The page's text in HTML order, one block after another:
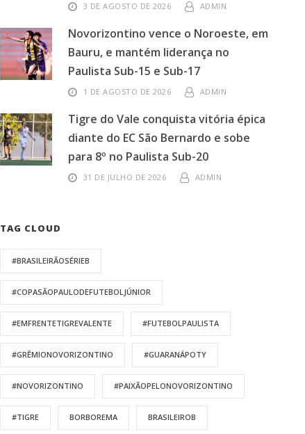
3 DE AGOSTO DE 2026 ADMIN
Novorizontino vence o Noroeste, em
Bauru, e mantém liderança no
Paulista Sub-15 e Sub-17
1 DE AGOSTO DE 2026 ADMIN
Tigre do Vale conquista vitória épica
diante do EC São Bernardo e sobe
para 8º no Paulista Sub-20
31 DE JULHO DE 2026 ADMIN
TAG CLOUD
#BRASILEIRÃOSÉRIEB
#COPASÃOPAULODEFUTEBOLJÚNIOR
#EMFRENTETIGREVALENTE #FUTEBOLPAULISTA
#GRÊMIONOVORIZONTINO #GUARANÁPOTY
#NOVORIZONTINO #PAIXÃOPELONOVORIZONTINO
#TIGRE BORBOREMA BRASILEIROB